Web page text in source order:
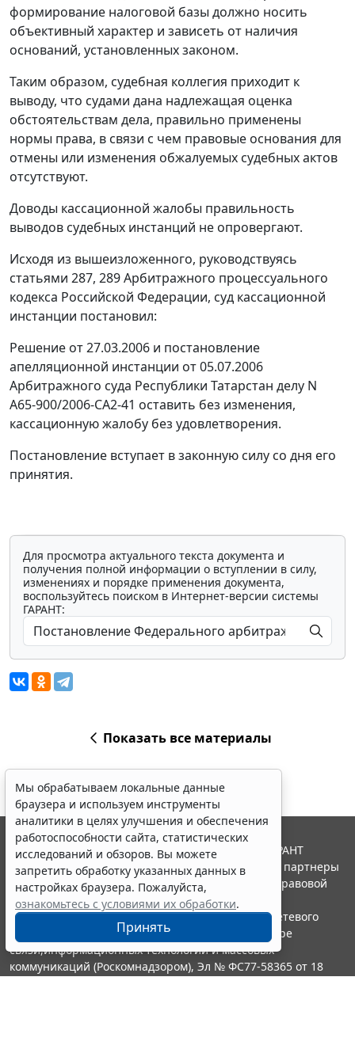
формирование налоговой базы должно носить
объективный характер и зависеть от наличия
оснований, установленных законом.
Таким образом, судебная коллегия приходит к
выводу, что судами дана надлежащая оценка
обстоятельствам дела, правильно применены
нормы права, в связи с чем правовые основания для
отмены или изменения обжалуемых судебных актов
отсутствуют.
Доводы кассационной жалобы правильность
выводов судебных инстанций не опровергают.
Исходя из вышеизложенного, руководствуясь
статьями 287, 289Арбитражного процессуального
кодекса Российской Федерации, суд кассационной
инстанции постановил:
Решение от 27.03.2006 и постановление
апелляционной инстанции от 05.07.2006
Арбитражного суда Республики Татарстан делу N
А65-900/2006-СА2-41 оставить без изменения,
кассационную жалобу без удовлетворения.
Постановление вступает в законную силу со дня его
принятия.
Для просмотра актуального текста документа и
получения полной информации о вступлении в силу,
изменениях и порядке применения документа,
воспользуйтесь поиском в Интернет-версии системы
ГАРАНТ:
Показать все материалы
Мы обрабатываем локальные данные
браузера и используем инструменты
аналитики в целях улучшения и обеспечения
работоспособности сайта, статистических
исследований и обзоров. Вы можете
запретить обработку указанных данных в
настройках браузера. Пожалуйста,
ознакомьтесь с условиями их обработки.
Принять
© ООО "НПП "ГАРАНТ-СЕРВИС", 2026. Система ГАРАНТ
выпускается с 1990 года. Компания "Гарант" и ее партнеры
являются участниками Российской ассоциации правовой
информации ГАРАНТ.
Портал ГАРАНТ.РУ зарегистрирован в качестве сетевого
издания Федеральной службой по надзору в сфере
связи,информационных технологий и массовых
коммуникаций (Роскомнадзором), Эл № ФС77-58365 от 18